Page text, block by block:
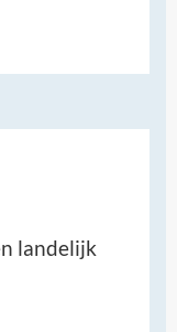
landelijk